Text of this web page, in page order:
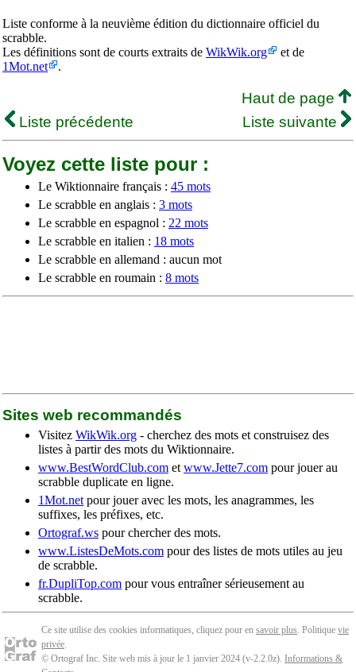
Liste conforme à la neuvième édition du dictionnaire officiel du
scrabble.
Les définitions sont de courts extraits de WikWik.org
et de
1Mot.net
.
Haut de page
Liste précédente
Liste suivante
Voyez cette liste pour :
Le Wiktionnaire français : 45 mots
Le scrabble en anglais : 3 mots
Le scrabble en espagnol : 22 mots
Le scrabble en italien : 18 mots
Le scrabble en allemand : aucun mot
Le scrabble en roumain : 8 mots
Sites web recommandés
Visitez WikWik.org - cherchez des mots et construisez des
listes à partir des mots du Wiktionnaire.
www.BestWordClub.com et www.Jette7.com pour jouer au
scrabble duplicate en ligne.
1Mot.net pour jouer avec les mots, les anagrammes, les
suffixes, les préfixes, etc.
Ortograf.ws pour chercher des mots.
www.ListesDeMots.com pour des listes de mots utiles au jeu
de scrabble.
fr.DupliTop.com pour vous entraîner sérieusement au
scrabble.
Ce site utilise des cookies informatiques, cliquez pour en savoir plus. Politique vie
privée.
© Ortograf Inc. Site web mis à jour le 1 janvier 2024 (v-2.2.0z). Informations &